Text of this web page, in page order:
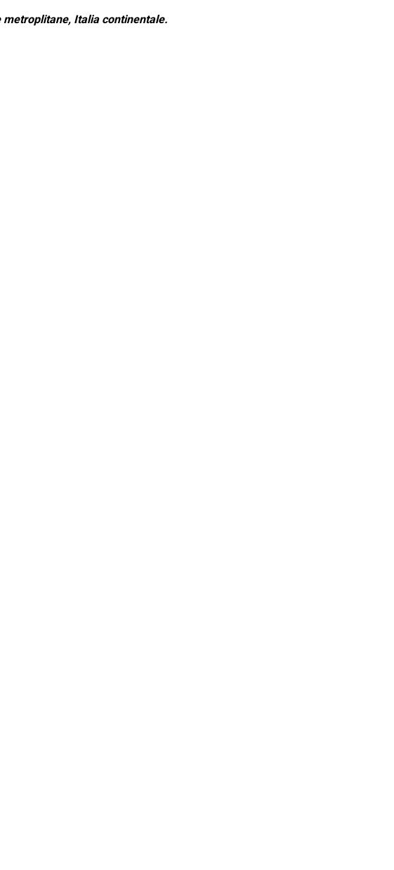
metroplitane, Italia continentale.